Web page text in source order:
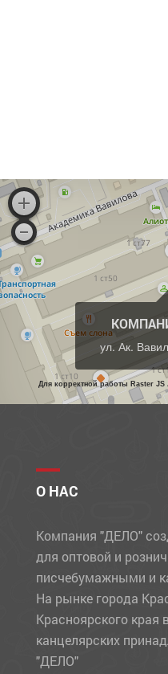
ул. Ак.
Для корректной работы Raster
О НАС
Компания "ДЕЛО"
для оптовой и
писчебумажными и
На рынке города
Красноярского края
канцелярских
"ДЕЛО"